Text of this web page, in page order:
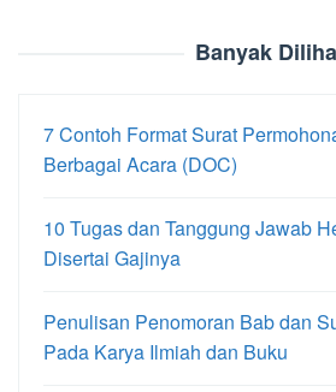
Banyak
7 Contoh Format Surat
Berbagai Acara (DOC)
10 Tugas dan Tanggung Jawab
Disertai Gajinya
Penulisan Penomoran Bab dan
Pada Karya Ilmiah dan Buku